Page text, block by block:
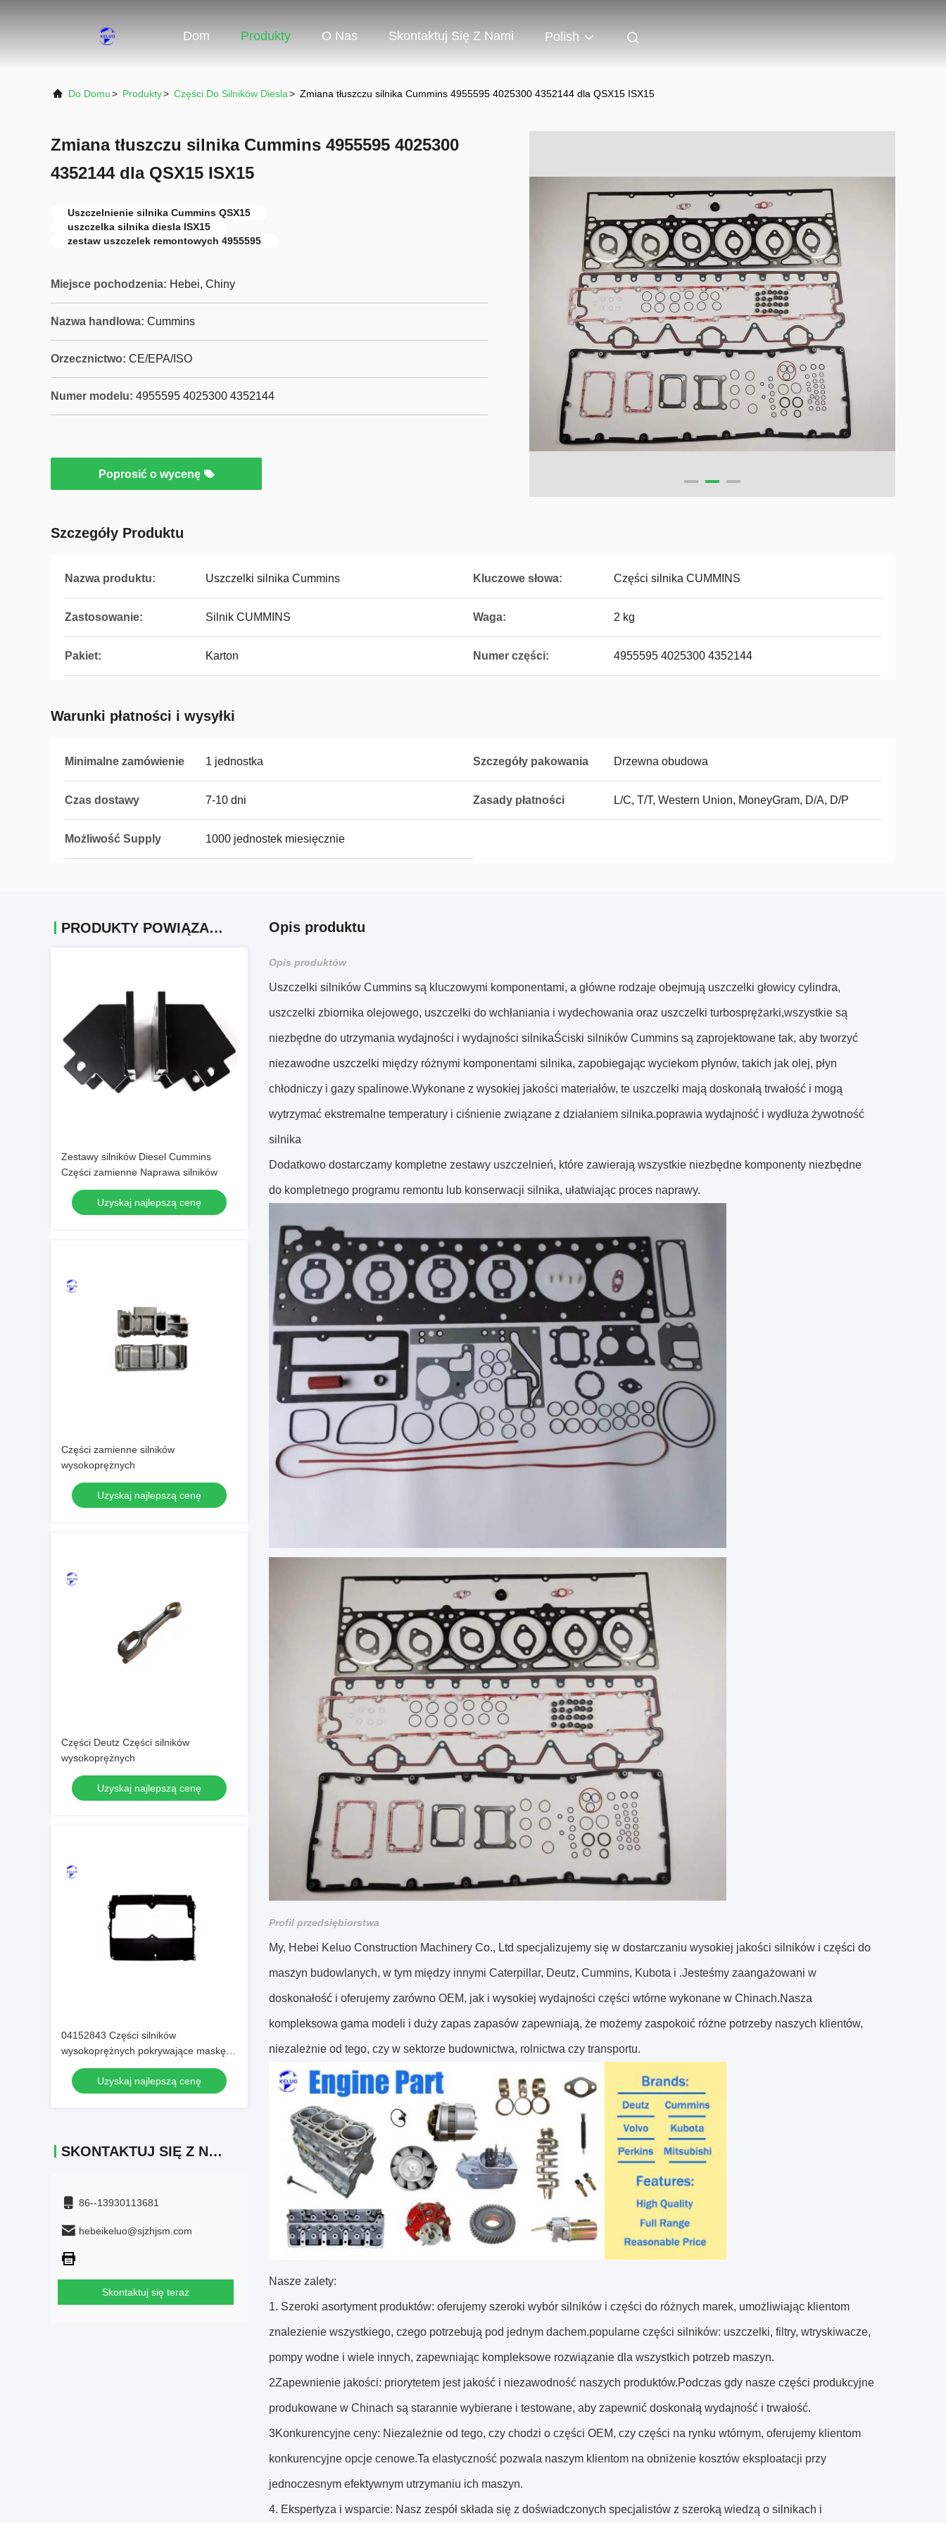
Dom Produkty O Nas Skontaktuj Się Z Nami Polish
Do Domu> Produkty> Części Do Silników Diesla> Zmiana tłuszczu silnika Cummins 4955595 4025300 4352144 dla QSX15 ISX15
Zmiana tłuszczu silnika Cummins 4955595 4025300
4352144 dla QSX15 ISX15
Uszczelnienie silnika Cummins QSX15
uszczelka silnika diesla ISX15
zestaw uszczelek remontowych 4955595
Miejsce pochodzenia: Hebei, Chiny
Nazwa handlowa: Cummins
Orzecznictwo: CE/EPA/ISO
Numer modelu: 4955595 4025300 4352144
Poprosić o wycenę
Szczegóły Produktu
Nazwa produktu: Uszczelki silnika Cummins Kluczowe słowa: Części silnika CUMMINS
Zastosowanie: Silnik CUMMINS Waga: 2 kg
Pakiet: Karton Numer części: 4955595 4025300 4352144
Warunki płatności i wysyłki
Minimalne zamówienie 1 jednostka Szczegóły pakowania Drzewna obudowa
Czas dostawy 7-10 dni Zasady płatności L/C, T/T, Western Union, MoneyGram, D/A, D/P
Możliwość Supply 1000 jednostek miesięcznie
PRODUKTY POWIĄZANE
Zestawy silników Diesel Cummins
Części zamienne Naprawa silników
Uzyskaj najlepszą cenę
Części zamienne silników
wysokoprężnych
Uzyskaj najlepszą cenę
Części Deutz Części silników
wysokoprężnych
Uzyskaj najlepszą cenę
04152843 Części silników
wysokoprężnych pokrywające maskę z
wygodnym opakowaniem kartonowym
Uzyskaj najlepszą cenę
SKONTAKTUJ SIĘ Z NAMI
86--13930113681
hebeikeluo@sjzhjsm.com
Skontaktuj się teraz
Opis produktu
Opis produktów
Uszczelki silników Cummins są kluczowymi komponentami, a główne rodzaje obejmują uszczelki głowicy cylindra,
uszczelki zbiornika olejowego, uszczelki do wchłaniania i wydechowania oraz uszczelki turbosprężarki,wszystkie są
niezbędne do utrzymania wydajności i wydajności silnikaŚciski silników Cummins są zaprojektowane tak, aby tworzyć
niezawodne uszczelki między różnymi komponentami silnika, zapobiegając wyciekom płynów, takich jak olej, płyn
chłodniczy i gazy spalinowe.Wykonane z wysokiej jakości materiałów, te uszczelki mają doskonałą trwałość i mogą
wytrzymać ekstremalne temperatury i ciśnienie związane z działaniem silnika.poprawia wydajność i wydłuża żywotność
silnika
Dodatkowo dostarczamy kompletne zestawy uszczelnień, które zawierają wszystkie niezbędne komponenty niezbędne
do kompletnego programu remontu lub konserwacji silnika, ułatwiając proces naprawy.
Profil przedsiębiorstwa
My, Hebei Keluo Construction Machinery Co., Ltd specjalizujemy się w dostarczaniu wysokiej jakości silników i części do
maszyn budowlanych, w tym między innymi Caterpillar, Deutz, Cummins, Kubota i .Jesteśmy zaangażowani w
doskonałość i oferujemy zarówno OEM, jak i wysokiej wydajności części wtórne wykonane w Chinach.Nasza
kompleksowa gama modeli i duży zapas zapasów zapewniają, że możemy zaspokoić różne potrzeby naszych klientów,
niezależnie od tego, czy w sektorze budownictwa, rolnictwa czy transportu.
Nasze zalety:
1. Szeroki asortyment produktów: oferujemy szeroki wybór silników i części do różnych marek, umożliwiając klientom
znalezienie wszystkiego, czego potrzebują pod jednym dachem.popularne części silników: uszczelki, filtry, wtryskiwacze,
pompy wodne i wiele innych, zapewniając kompleksowe rozwiązanie dla wszystkich potrzeb maszyn.
2Zapewnienie jakości: priorytetem jest jakość i niezawodność naszych produktów.Podczas gdy nasze części produkcyjne
produkowane w Chinach są starannie wybierane i testowane, aby zapewnić doskonałą wydajność i trwałość.
3Konkurencyjne ceny: Niezależnie od tego, czy chodzi o części OEM, czy części na rynku wtórnym, oferujemy klientom
konkurencyjne opcje cenowe.Ta elastyczność pozwala naszym klientom na obniżenie kosztów eksploatacji przy
jednoczesnym efektywnym utrzymaniu ich maszyn.
4. Ekspertyza i wsparcie: Nasz zespół składa się z doświadczonych specjalistów z szeroką wiedzą o silnikach i